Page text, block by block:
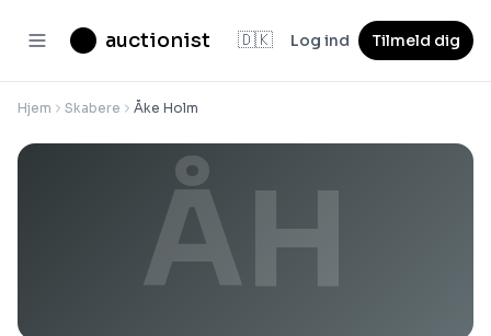
auctionist 🇩🇰 Log ind Tilmeld dig
Hjem Skabere Åke Holm
ÅH